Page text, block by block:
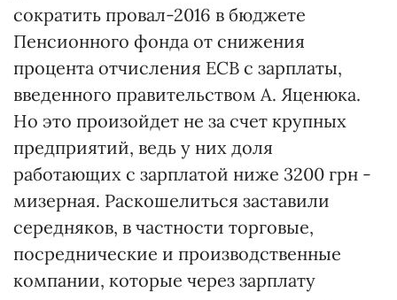
сократить провал-2016 в бюджете
Пенсионного фонда от снижения
процента отчисления ЕСВ с зарплаты,
введенного правительством А. Яценюка.
Но это произойдет не за счет крупных
предприятий, ведь у них доля
работающих с зарплатой ниже 3200 грн -
мизерная. Раскошелиться заставили
середняков, в частности торговые,
посреднические и производственные
компании, которые через зарплату